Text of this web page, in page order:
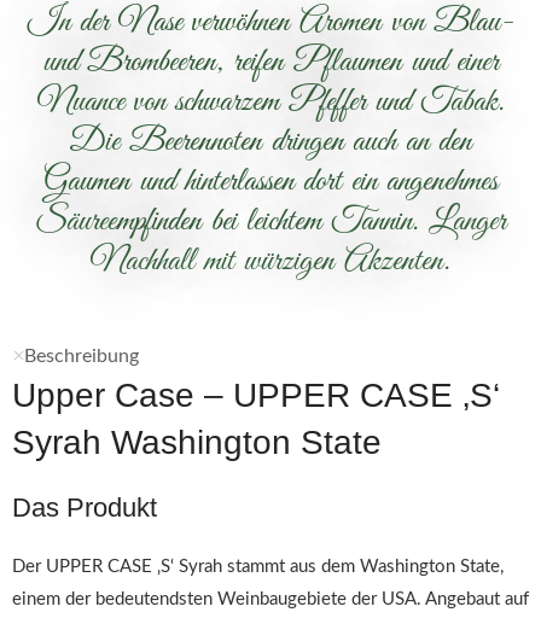
In der Nase verwöhnen Aromen von Blau-
und Brombeeren, reifen Pflaumen und einer
Nuance von schwarzem Pfeffer und Tabak.
Die Beerennoten dringen auch an den
Gaumen und hinterlassen dort ein angenehmes
Säureempfinden bei leichtem Tannin. Langer
Nachhall mit würzigen Akzenten.
Beschreibung
Upper Case – UPPER CASE ‚S‘
Syrah Washington State
Das Produkt
Der UPPER CASE ‚S‘ Syrah stammt aus dem Washington State,
einem der bedeutendsten Weinbaugebiete der USA. Angebaut auf